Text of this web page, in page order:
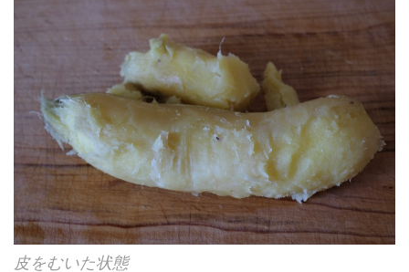
皮をむいた状態